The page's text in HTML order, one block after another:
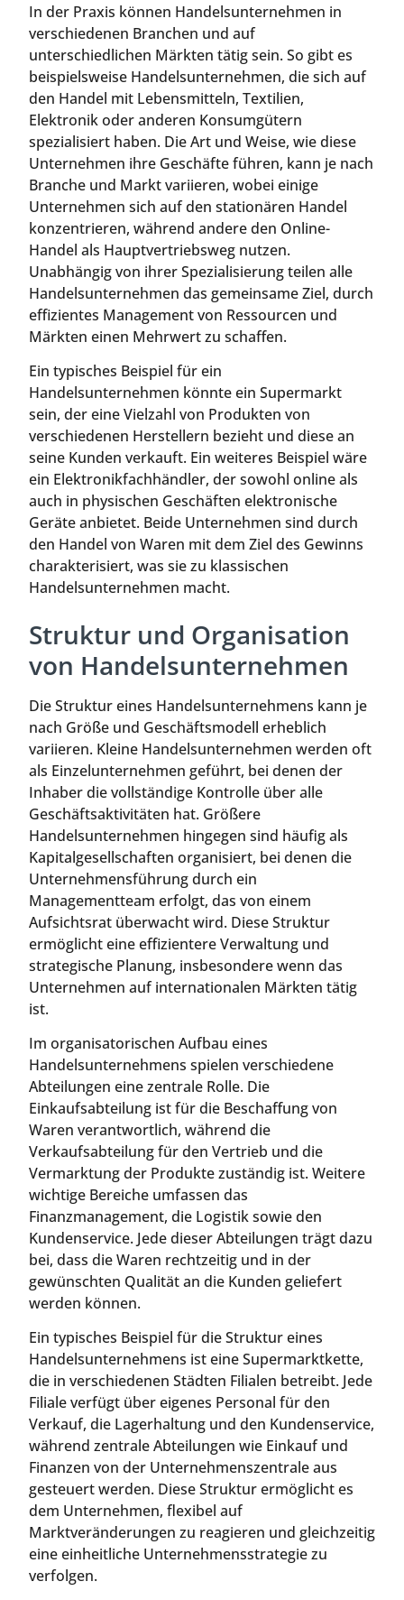
In der Praxis können Handelsunternehmen in
verschiedenen Branchen und auf
unterschiedlichen Märkten tätig sein. So gibt es
beispielsweise Handelsunternehmen, die sich auf
den Handel mit Lebensmitteln, Textilien,
Elektronik oder anderen Konsumgütern
spezialisiert haben. Die Art und Weise, wie diese
Unternehmen ihre Geschäfte führen, kann je nach
Branche und Markt variieren, wobei einige
Unternehmen sich auf den stationären Handel
konzentrieren, während andere den Online-
Handel als Hauptvertriebsweg nutzen.
Unabhängig von ihrer Spezialisierung teilen alle
Handelsunternehmen das gemeinsame Ziel, durch
effizientes Management von Ressourcen und
Märkten einen Mehrwert zu schaffen.
Ein typisches Beispiel für ein
Handelsunternehmen könnte ein Supermarkt
sein, der eine Vielzahl von Produkten von
verschiedenen Herstellern bezieht und diese an
seine Kunden verkauft. Ein weiteres Beispiel wäre
ein Elektronikfachhändler, der sowohl online als
auch in physischen Geschäften elektronische
Geräte anbietet. Beide Unternehmen sind durch
den Handel von Waren mit dem Ziel des Gewinns
charakterisiert, was sie zu klassischen
Handelsunternehmen macht.
Struktur und Organisation
von Handelsunternehmen
Die Struktur eines Handelsunternehmens kann je
nach Größe und Geschäftsmodell erheblich
variieren. Kleine Handelsunternehmen werden oft
als Einzelunternehmen geführt, bei denen der
Inhaber die vollständige Kontrolle über alle
Geschäftsaktivitäten hat. Größere
Handelsunternehmen hingegen sind häufig als
Kapitalgesellschaften organisiert, bei denen die
Unternehmensführung durch ein
Managementteam erfolgt, das von einem
Aufsichtsrat überwacht wird. Diese Struktur
ermöglicht eine effizientere Verwaltung und
strategische Planung, insbesondere wenn das
Unternehmen auf internationalen Märkten tätig
ist.
Im organisatorischen Aufbau eines
Handelsunternehmens spielen verschiedene
Abteilungen eine zentrale Rolle. Die
Einkaufsabteilung ist für die Beschaffung von
Waren verantwortlich, während die
Verkaufsabteilung für den Vertrieb und die
Vermarktung der Produkte zuständig ist. Weitere
wichtige Bereiche umfassen das
Finanzmanagement, die Logistik sowie den
Kundenservice. Jede dieser Abteilungen trägt dazu
bei, dass die Waren rechtzeitig und in der
gewünschten Qualität an die Kunden geliefert
werden können.
Ein typisches Beispiel für die Struktur eines
Handelsunternehmens ist eine Supermarktkette,
die in verschiedenen Städten Filialen betreibt. Jede
Filiale verfügt über eigenes Personal für den
Verkauf, die Lagerhaltung und den Kundenservice,
während zentrale Abteilungen wie Einkauf und
Finanzen von der Unternehmenszentrale aus
gesteuert werden. Diese Struktur ermöglicht es
dem Unternehmen, flexibel auf
Marktveränderungen zu reagieren und gleichzeitig
eine einheitliche Unternehmensstrategie zu
verfolgen.